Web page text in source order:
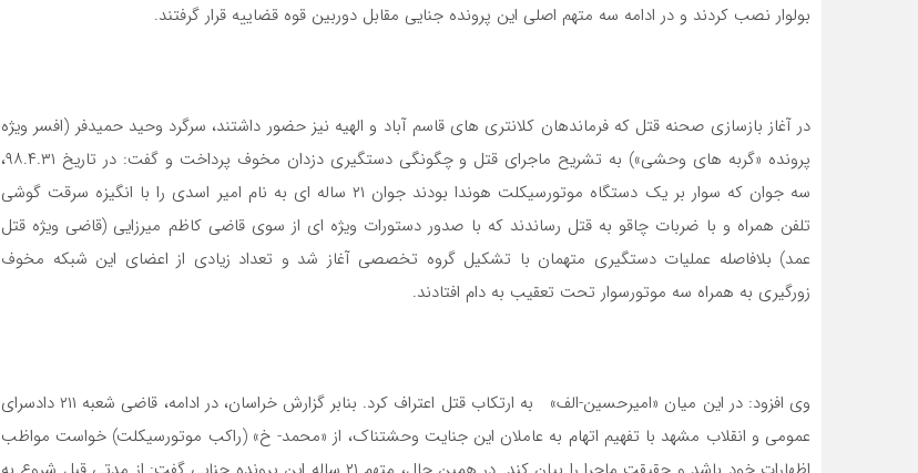
بولوار نصب کردند و در ادامه سه متهم اصلی این پرونده جنایی مقابل دوربین قوه قضاییه قرار گرفتند.
در آغاز بازسازی صحنه قتل که فرماندهان کلانتری های قاسم آباد و الهیه نیز حضور داشتند، سرگرد وحید حمیدفر (افسر ویژه
پرونده «گربه های وحشی») به تشریح ماجرای قتل و چگونگی دستگیری دزدان مخوف پرداخت و گفت: در تاریخ ۹۸.۴.۳۱،
سه جوان که سوار بر یک دستگاه موتورسیکلت هوندا بودند جوان ۲۱ ساله ای به نام امیر اسدی را با انگیزه سرقت گوشی
تلفن همراه و با ضربات چاقو به قتل رساندند که با صدور دستورات ویژه ای از سوی قاضی کاظم میرزایی (قاضی ویژه قتل
عمد) بلافاصله عملیات دستگیری متهمان با تشکیل گروه تخصصی آغاز شد و تعداد زیادی از اعضای این شبکه مخوف
زورگیری به همراه سه موتورسوار تحت تعقیب به دام افتادند.
وی افزود: در این میان «امیرحسین-الف» به ارتکاب قتل اعتراف کرد. بنابر گزارش خراسان، در ادامه، قاضی شعبه ۲۱۱ دادسرای
عمومی و انقلاب مشهد با تفهیم اتهام به عاملان این جنایت وحشتناک، از «محمد- خ» (راکب موتورسیکلت) خواست مواظب